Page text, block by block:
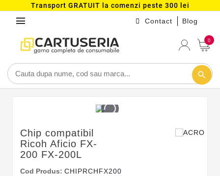
Transport GRATUIT la comenzi peste 300 lei
menu Contact Blog
0
search
Chip compatibil
Ricoh Aficio FX-
200 FX-200L
Cod Produs: CHIPRCHFX200